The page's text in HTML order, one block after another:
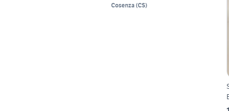
Cosenza (CS)